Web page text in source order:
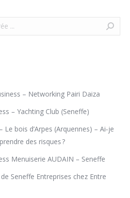
– Networking Pairi Daiza
– Yachting Club (Seneffe)
bois d’Arpes (Arquennes) – Ai‑je
des risques ?
Menuiserie AUDAIN – Seneffe
Seneffe Entreprises chez Entre